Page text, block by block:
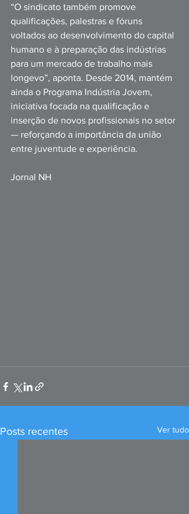
“O sindicato também promove
qualificações, palestras e fóruns
voltados ao desenvolvimento do capital
humano e à preparação das indústrias
para um mercado de trabalho mais
longevo”, aponta. Desde 2014, mantém
ainda o Programa Indústria Jovem,
iniciativa focada na qualificação e
inserção de novos profissionais no setor
— reforçando a importância da união
entre juventude e experiência.
Jornal NH
Posts recentes Ver tudo